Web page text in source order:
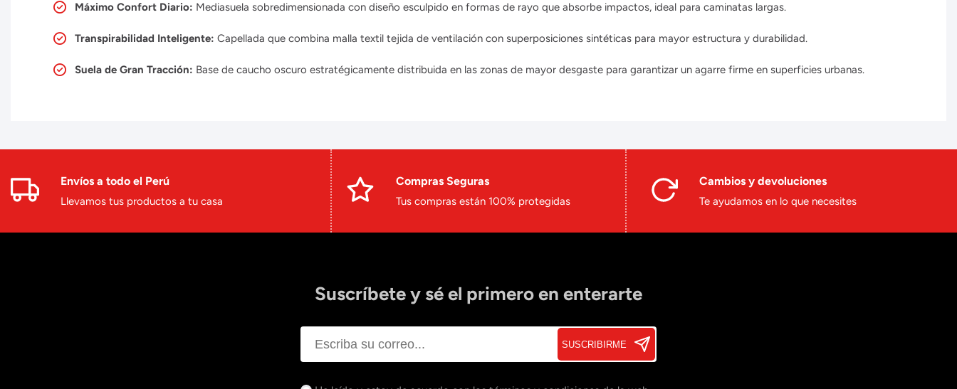
Máximo Confort Diario: Mediasuela sobredimensionada con diseño esculpido en formas de rayo que absorbe impactos, ideal para caminatas largas.
Transpirabilidad Inteligente: Capellada que combina malla textil tejida de ventilación con superposiciones sintéticas para mayor estructura y durabilidad.
Suela de Gran Tracción: Base de caucho oscuro estratégicamente distribuida en las zonas de mayor desgaste para garantizar un agarre firme en superficies urbanas.
Envíos a todo el Perú
Llevamos tus productos a tu casa
Compras Seguras
Tus compras están 100% protegidas
Cambios y devoluciones
Te ayudamos en lo que necesites
Suscríbete y sé el primero en enterarte
SUSCRIBIRME